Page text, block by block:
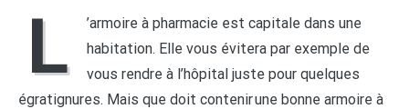
L
’armoire à pharmacie est capitale dans une
habitation. Elle vous évitera par exemple de
vous rendre à l’hôpital juste pour quelques
égratignures. Mais que doit contenir une bonne armoire à